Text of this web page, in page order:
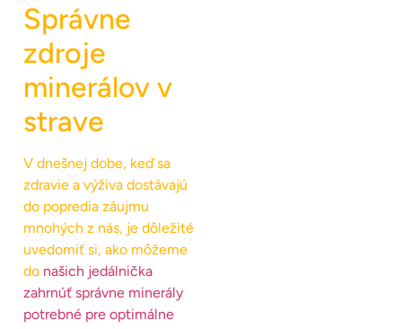
Správne
zdroje
minerálov v
strave
V dnešnej dobe, keď sa
zdravie a výživa dostávajú
do popredia záujmu
mnohých z nás, je dôležité
uvedomiť si, ako môžeme
do našich jedálnička
zahrnúť správne minerály
potrebné pre optimálne